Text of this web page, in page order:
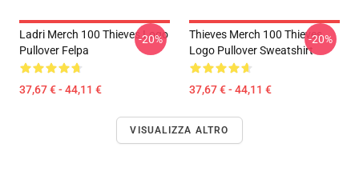
Ladri Merch 100 Thieves Logo
Pullover Felpa
37,67 € - 44,11 €
-20%
Thieves Merch 100 Thieves
Logo Pullover Sweatshirt
37,67 € - 44,11 €
-20%
VISUALIZZA ALTRO